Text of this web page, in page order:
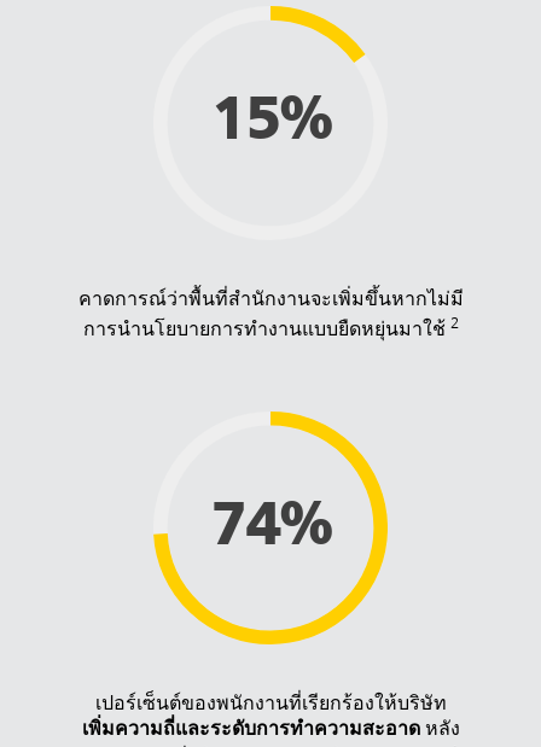
15%
คาดการณ์ว่าพื้นที่สำนักงานจะเพิ่มขึ้นหากไม่มี
การนำนโยบายการทำงานแบบยืดหยุ่นมาใช้ 2
74%
เปอร์เซ็นต์ของพนักงานที่เรียกร้องให้บริษัท
เพิ่มความถี่และระดับการทำความสะอาดหลัง